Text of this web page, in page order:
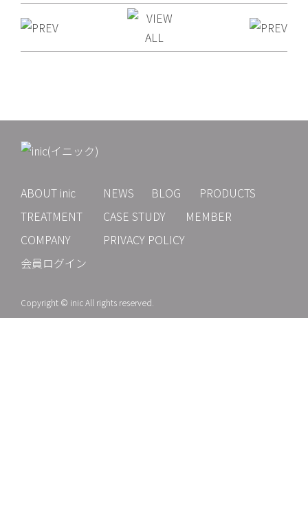
ABOUT inic NEWS BLOG
PRODUCTS
TREATMENT
CASE STUDY
MEMBER
COMPANY
PRIVACY POLICY
会員ログイン
Copyright © inic All rights reserved.